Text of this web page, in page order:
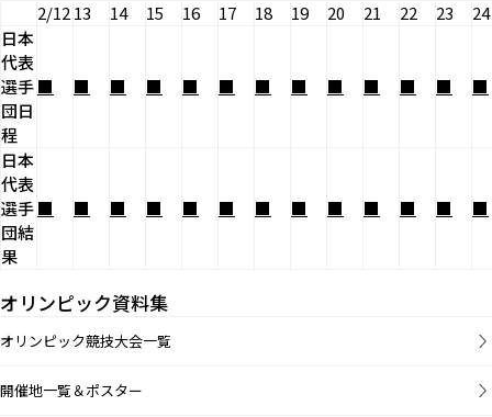
2/1213 14 15 16 17 18 19 20 21 22 23
24
日本
代表
選手
団日
程
■ ■ ■ ■ ■ ■ ■ ■ ■ ■ ■ ■ ■
日本
代表
選手
団結
果
■ ■ ■ ■ ■ ■ ■ ■ ■ ■ ■ ■ ■
オリンピック資料集
オリンピック競技大会一覧
開催地一覧＆ポスター